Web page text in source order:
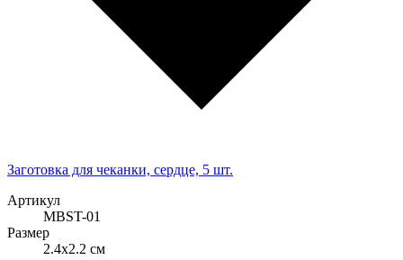
Заготовка для чеканки, сердце, 5 шт.
Артикул
MBST-01
Размер
2.4x2.2 см